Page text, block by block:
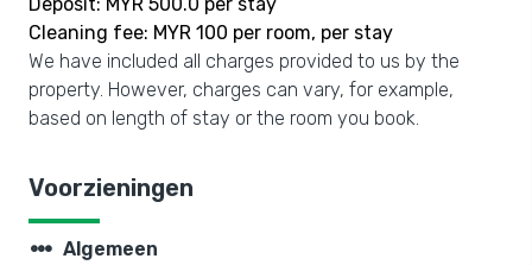
Cleaning fee: MYR 100 per room, per stay
We have included all charges provided to us by the
property. However, charges can vary, for example,
based on length of stay or the room you book.
Voorzieningen
steppers Algemeen